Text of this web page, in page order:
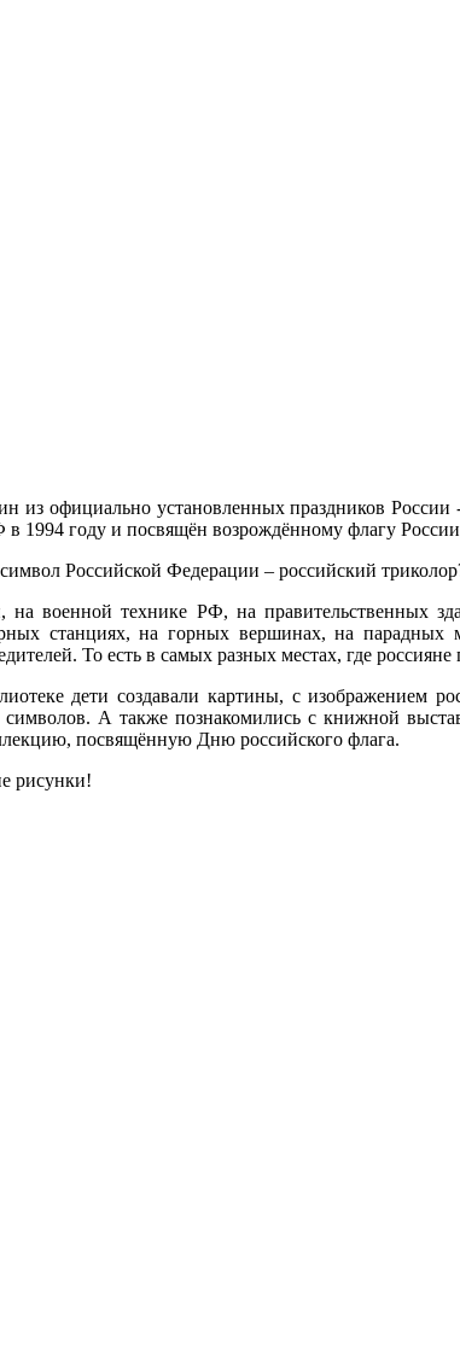
из официально установленных праздников России
1994 году и посвящён возрождённому флагу
Российской Федерации – российский
военной технике РФ, на правительственных
станциях, на горных вершинах, на парадных
То есть в самых разных местах, где
дети создавали картины, с изображением
символов. А также познакомились с книжной
посвящённую Дню российского флага.
рисунки!